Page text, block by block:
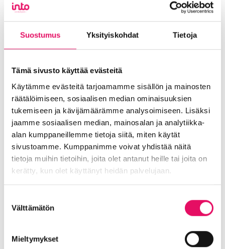
Suostumus Yksityiskohdat Tietoja
Tämä sivusto käyttää evästeitä
Käytämme evästeitä tarjoamamme sisällön ja mainosten
räätälöimiseen, sosiaalisen median ominaisuuksien
tukemiseen ja kävijämäärämme analysoimiseen. Lisäksi
jaamme sosiaalisen median, mainosalan ja analytiikka-
alan kumppaneillemme tietoja siitä, miten käytät
sivustoamme. Kumppanimme voivat yhdistää näitä
tietoja muihin tietoihin, joita olet antanut heille tai joita on
kerätty, kun olet käyttänyt heidän palvelujaan.
valinta
Välttämätön
Mieltymykset
Prima Power